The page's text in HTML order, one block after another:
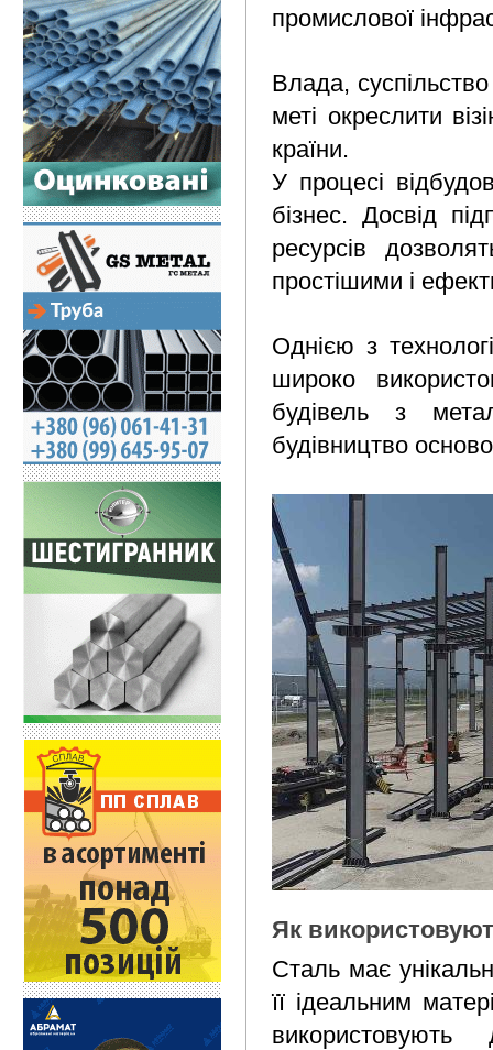
промислової
Влада,
меті окреслити
країни.
У процесі
бізнес. Досвід
ресурсів
простішими і
Однією з
широко
будівель з
будівництво
Як
Сталь має
її ідеальним